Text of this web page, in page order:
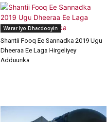
Warar Iyo Dhacdooyin
Shantii Fooq Ee Sannadka 2019 Ugu
Dheeraa Ee Laga Hirgeliyey
Adduunka